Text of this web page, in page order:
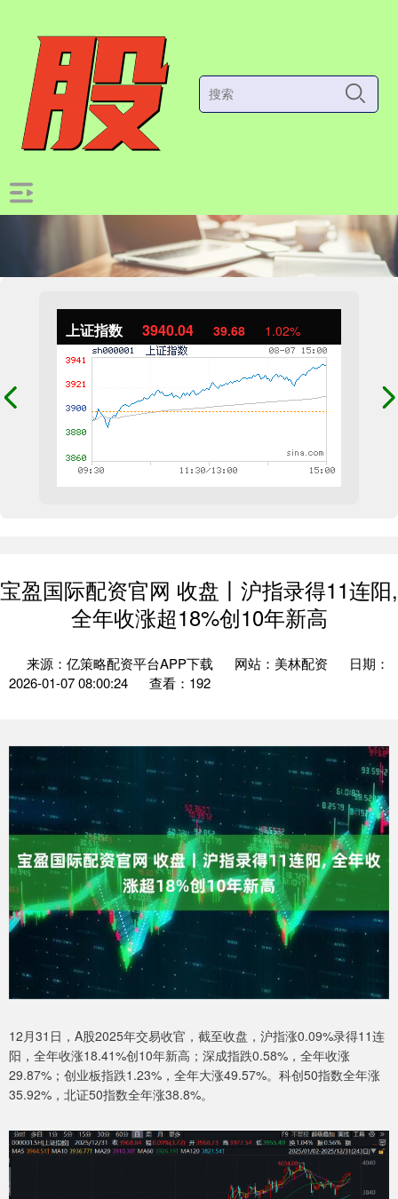
上证指数 3940.04 39.68 1.02%
宝盈国际配资官网 收盘丨沪指录得11连阳,
全年收涨超18%创10年新高
来源：亿策略配资平台APP下载 网站：美林配资
日期：
2026-01-07 08:00:24
查看：192
12月31日，A股2025年交易收官，截至收盘，沪指涨0.09%录得11连
阳，全年收涨18.41%创10年新高；深成指跌0.58%，全年收涨
29.87%；创业板指跌1.23%，全年大涨49.57%。科创50指数全年涨
35.92%，北证50指数全年涨38.8%。